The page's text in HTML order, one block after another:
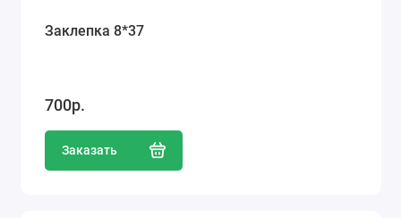
Заклепка 8*37
700р.
Заказать